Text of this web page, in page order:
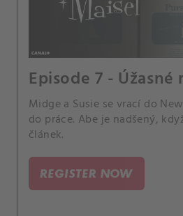
Episode 7 - Úžasné
Midge a Susie se vrací do
do práce. Abe je nadšený,
článek.
REGISTER NOW